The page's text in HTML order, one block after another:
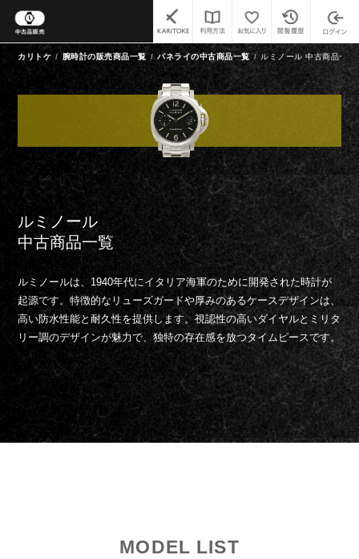
カリトケ 腕時計の販売商品一覧 パネライの中古商品一覧 ルミノール 中古商品一覧
ルミノール
中古商品一覧
ルミノールは、1940年代にイタリア海軍のために開発された時計が
起源です。特徴的なリューズガードや厚みのあるケースデザインは、
高い防水性能と耐久性を提供します。視認性の高いダイヤルとミリタ
リー調のデザインが魅力で、独特の存在感を放つタイムピースです。
MODEL LIST